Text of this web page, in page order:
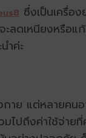
ซึ่งเป็นเครื่อ
ดเหนียงหรือแ
ำค่ะ
าย แต่หลายคนอ
ไปถึงค่าใช้จ่า